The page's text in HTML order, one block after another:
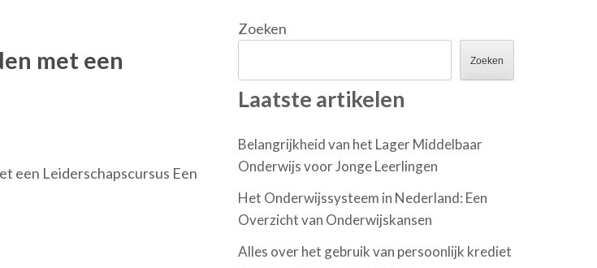
met een
een Leiderschapscursus Een
Zoeken
Zoeken
Laatste artikelen
Belangrijkheid van het Lager Middelbaar
Onderwijs voor Jonge Leerlingen
Het Onderwijssysteem in Nederland: Een
Overzicht van Onderwijskansen
Alles over het gebruik van persoonlijk krediet